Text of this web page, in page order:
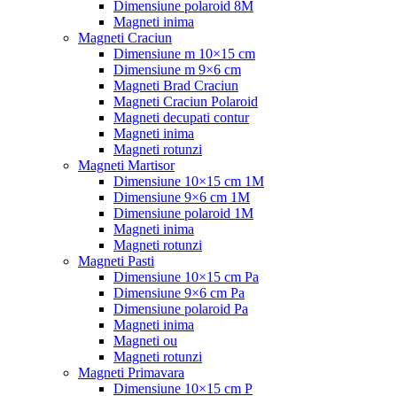
Dimensiune polaroid 8M
Magneti inima
Magneti Craciun
Dimensiune m 10×15 cm
Dimensiune m 9×6 cm
Magneti Brad Craciun
Magneti Craciun Polaroid
Magneti decupati contur
Magneti inima
Magneti rotunzi
Magneti Martisor
Dimensiune 10×15 cm 1M
Dimensiune 9×6 cm 1M
Dimensiune polaroid 1M
Magneti inima
Magneti rotunzi
Magneti Pasti
Dimensiune 10×15 cm Pa
Dimensiune 9×6 cm Pa
Dimensiune polaroid Pa
Magneti inima
Magneti ou
Magneti rotunzi
Magneti Primavara
Dimensiune 10×15 cm P